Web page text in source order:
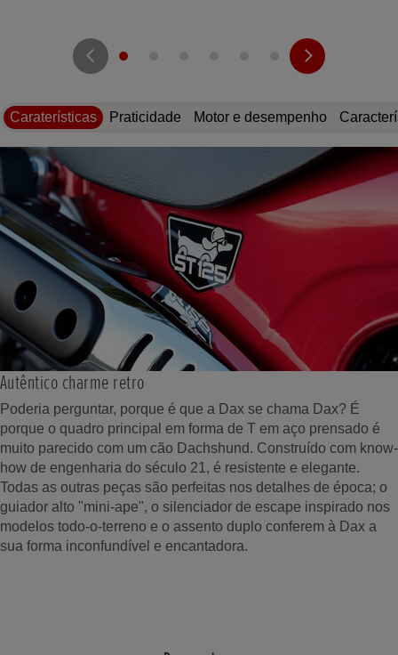
Caraterísticas Praticidade Motor e desempenho
Autêntico charme retro
Poderia perguntar, porque é que a Dax se chama Dax? É
porque o quadro principal em forma de T em aço prensado é
muito parecido com um cão Dachshund. Construído com know-
how de engenharia do século 21, é resistente e elegante.
Todas as outras peças são perfeitas nos detalhes de época; o
guiador alto "mini-ape", o silenciador de escape inspirado nos
modelos todo-o-terreno e o assento duplo conferem à Dax a
sua forma inconfundível e encantadora.